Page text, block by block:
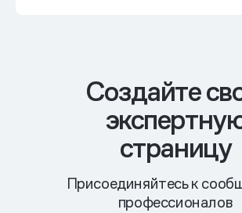
Cоздайте
страницу
Присоединяйтесь к
профессионалов